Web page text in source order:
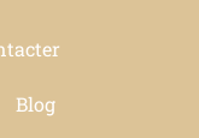
Blog